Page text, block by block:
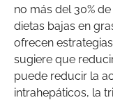
no más del 30%
dietas bajas en
ofrecen
sugiere que
puede reducir la
intrahepáticos, la